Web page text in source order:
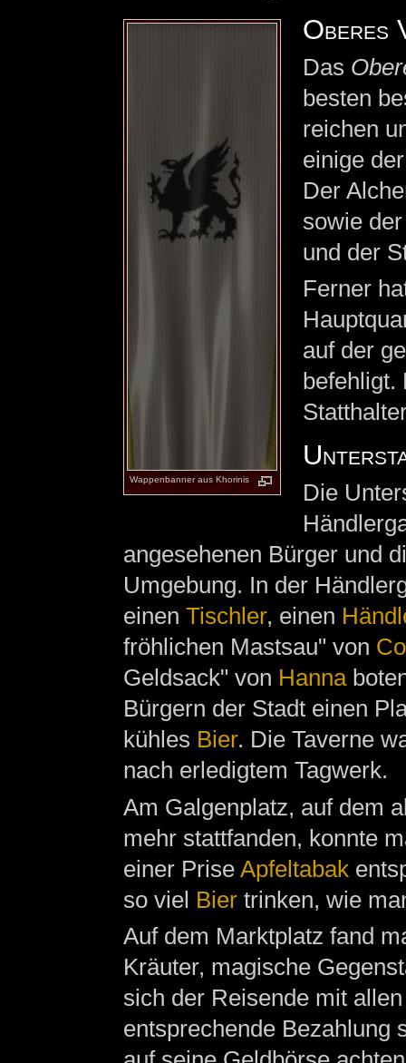
Wappenbanner aus Khorinis
Oberes
Das
besten
reichen
einige
Der
sowie
und der
Ferner
auf der
befehligt.
Die
angesehenen Bürger und
Umgebung. In der
einen Tischler, einen
fröhlichen Mastsau" von
Geldsack" von Hanna
Bürgern der Stadt einen
kühles Bier. Die Taverne
nach erledigtem Tagwerk.
Am Galgenplatz, auf dem
mehr stattfanden, konnte
einer Prise Apfeltabak
so viel Biertrinken, wie
Auf dem Marktplatz fand
Kräuter, magische
sich der Reisende mit
entsprechende Bezahlung